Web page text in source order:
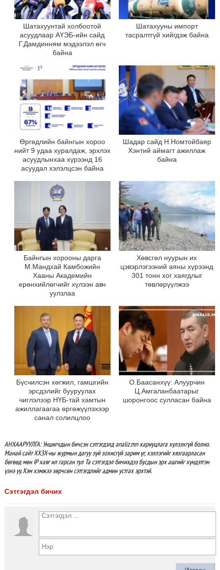
Шатахуунтай холбоотой
асуудлаар АҮЭБ-ийн сайд
Г.Дамдинням мэдээлэл өгч
байна
Шатахууны импорт
тасралтгүй хийгдэж байна
Өргөдлийн байнгын хороо
нийт 9 удаа хуралдаж, эрхлэх
асуудлынхаа хүрээнд 16
асуудал хэлэлцсэн байна
Шадар сайд Н.Номтойбаяр
Хэнтий аймагт ажиллаж
байна
Байнгын хорооны дарга
М.Мандхай Камбожийн
Хааны Академийн
ерөнхийлөгчийг хүлээн авч
уулзлаа
Хөвсгөл нуурын их
цэвэрлэгээний аяны хүрээнд
301 тонн хог хаягдлыг
төвлөрүүлжээ
Бүсчилсэн хөгжил, гамшгийн
эрсдэлийг бууруулах
чиглэлээр НҮБ-тай хамтын
ажиллагаагаа өргөжүүлэхээр
санал солилцлоо
О.Баасанхүү: Алуурчин
Ц.Амгаланбаатарыг
шоронгоос сулласан байна
АНХААРУУЛГА: Уншигчдын бичсэн сэтгэгдэлд analiz.mn хариуцлага хүлээхгүй болно.
Манай сайт ХХЗХ-ны журмын дагуу зүй зохисгүй зарим үг, хэллэгийг хязгаарласан
бөгөөд мөн IP хаяг ил гарсан тул Та сэтгэгдэл бичихдээ бусдын эрх ашгийг хүндэтгэн
үзнэ үү. Хэм хэмжээ зөрчсөн сэтгэгдлийг админ устгах эрхтэй.
Сэтгэгдэл бичих